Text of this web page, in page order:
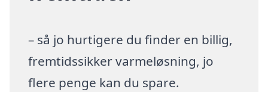
– så jo hurtigere du finder en billig,
fremtidssikker varmeløsning, jo
flere penge kan du spare.